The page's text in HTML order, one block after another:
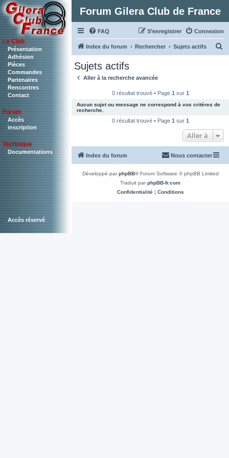
Le Club
Présentation
Adhésion
Pièces
Commandes
Partenaires
Rencontres
Contact
Forum
Accès
inscription
Technique
Documentations
Accès réservé
Forum Gilera Club de France
FAQ Connexion
S’enregistrer
Index du forum Rechercher Sujets actifs
h
Sujets actifs
Aller à la recherche avancée
0 résultat trouvé • Page 1 sur 1
Aucun sujet ou message ne correspond à vos critères de
recherche.
0 résultat trouvé • Page 1 sur 1
Aller à
Index du forum Nous contacter
Développé parphpBB® Forum Software © phpBB Limited
Traduit parphpBB-fr.com
Confidentialité| Conditions